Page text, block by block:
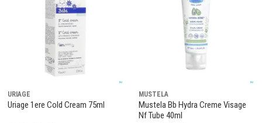
URIAGE
Uriage 1ere Cold Cream 75ml
MUSTELA
Mustela Bb Hydra Creme Visage
Nf Tube 40ml